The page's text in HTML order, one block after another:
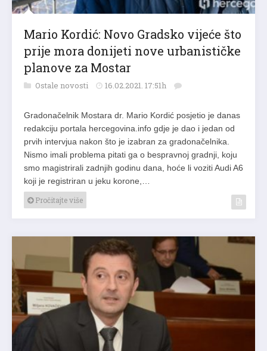
Mario Kordić: Novo Gradsko vijeće što
prije mora donijeti nove urbanističke
planove za Mostar
Ostale novosti 16.02.2021. 17:51h
Gradonačelnik Mostara dr. Mario Kordić posjetio je danas
redakciju portala hercegovina.info gdje je dao i jedan od
prvih intervjua nakon što je izabran za gradonačelnika.
Nismo imali problema pitati ga o bespravnoj gradnji, koju
smo magistrirali zadnjih godinu dana, hoće li voziti Audi A6
koji je registriran u jeku korone,…
Pročitajte više